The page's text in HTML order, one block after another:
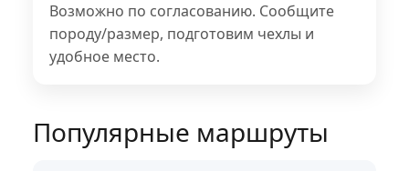
Возможно по согласованию. Сообщите
породу/размер, подготовим чехлы и
удобное место.
Популярные маршруты